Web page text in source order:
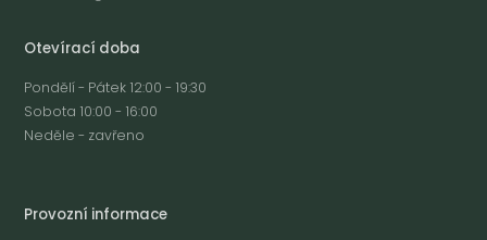
Otevírací doba
Pondělí - Pátek 12:00 - 19:30
Sobota 10:00 - 16:00
Neděle - zavřeno
Provozní informace